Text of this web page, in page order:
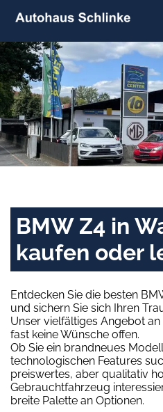
BMW Z4 in
kaufen oder
Entdecken Sie die besten
und sichern Sie sich Ihren
Unser vielfältiges Angebot
fast keine Wünsche offen.
Ob Sie ein brandneues
technologischen Features
preiswertes, aber qualitativ
Gebrauchtfahrzeug
breite Palette an Optionen.